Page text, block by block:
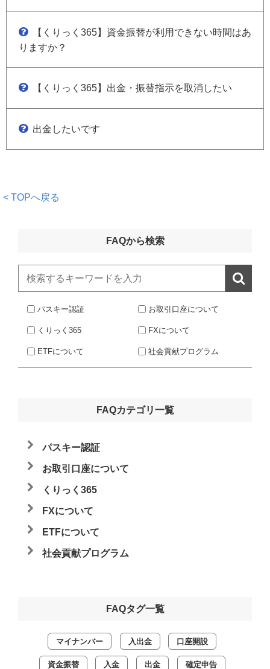
【くりっく365】資金振替が利用できない時間はあ
りますか？
【くりっく365】出金・振替指示を取消したい
出金したいです
< TOPへ戻る
FAQから検索

パスキー認証 お取引口座について
くりっく365 FXについて
ETFについて 社会貢献プログラム
FAQカテゴリ一覧
パスキー認証
お取引口座について
くりっく365
FXについて
ETFについて
社会貢献プログラム
FAQタグ一覧
マイナンバー 入出金 口座開設
資金振替 入金 出金 確定申告